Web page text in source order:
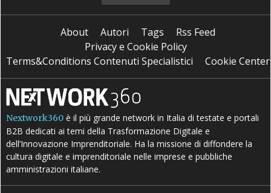
About Autori Tags
Rss Feed
Privacy e Cookie Policy
Terms&Conditions Contenuti Specialistici
Cookie Center
Nextwork360 è il più grande network in Italia di testate e portali
B2B dedicati ai temi della Trasformazione Digitale e
dell’Innovazione Imprenditoriale. Ha la missione di diffondere la
cultura digitale e imprenditoriale nelle imprese e pubbliche
amministrazioni italiane.